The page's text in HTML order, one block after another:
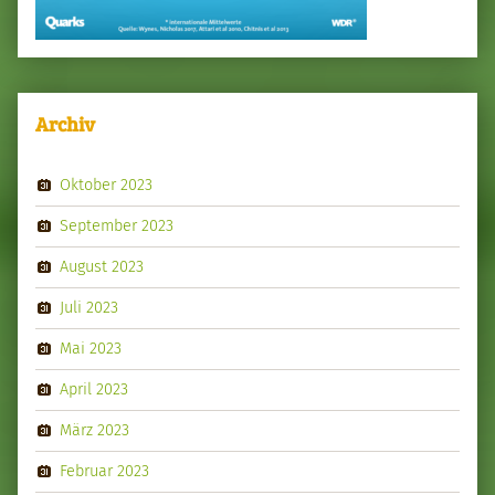
Archiv
Oktober 2023
September 2023
August 2023
Juli 2023
Mai 2023
April 2023
März 2023
Februar 2023